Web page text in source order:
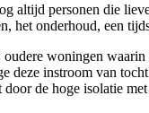
personen die
onderhoud, een
woningen
instroom van
de hoge isolatie